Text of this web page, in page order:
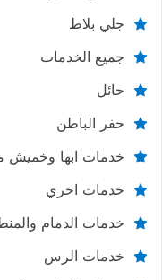
جلي بلاط
جميع الخدمات
حائل
حفر الباطن
خدمات ابها
خدمات اخري
خدمات الدمام
خدمات الرس